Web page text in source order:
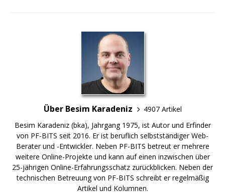
Über Besim Karadeniz
4907 Artikel
Besim Karadeniz (bka), Jahrgang 1975, ist Autor und Erfinder
von PF-BITS seit 2016. Er ist beruflich selbstständiger Web-
Berater und -Entwickler. Neben PF-BITS betreut er mehrere
weitere Online-Projekte und kann auf einen inzwischen über
25-jährigen Online-Erfahrungsschatz zurückblicken. Neben der
technischen Betreuung von PF-BITS schreibt er regelmäßig
Artikel und Kolumnen.